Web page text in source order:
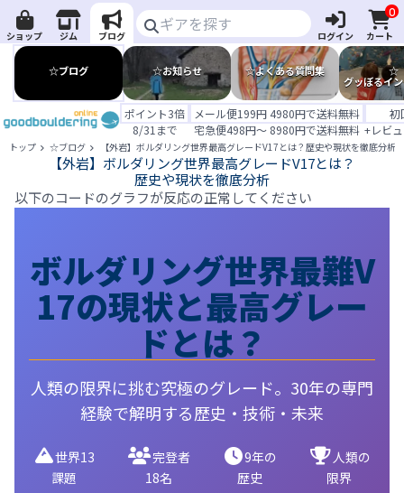
ショップ ジム ブログ ログイン
0
カート
☆ブログ ☆お知らせ ☆よくある質問集 ☆
グッぼるイ
ポイント3倍
8/31まで
メール便199円 4980円で送料無料
宅急便498円～ 8980円で送料無料
初
+レビ
トップ ☆ブログ 【外岩】ボルダリング世界最高グレードV17とは？歴史や現状を徹底分析
【外岩】ボルダリング世界最高グレードV17とは？
歴史や現状を徹底分析
以下のコードのグラフが反応の正常してください
ボルダリング世界最難V
17の現状と最高グレー
ドとは？
人類の限界に挑む究極のグレード。30年の専門
経験で解明する歴史・技術・未来
世界13
課題
完登者
18名
9年の
歴史
人類の
限界